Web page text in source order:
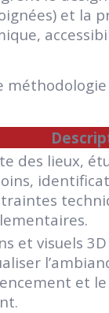
et la
des lieux,
et visuels
et